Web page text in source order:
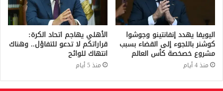
اليويفا يهدد إنفانتينو وجوشوا
كوشنر باللجوء إلى القضاء بسبب
مشروع خصخصة كأس العالم
منذ 4 أيام
الأهلي يهاجم اتحاد الكرة:
قراراتكم لا تدعو للتفاؤل.. وهناك
انتهاك للوائح
منذ 5 أيام